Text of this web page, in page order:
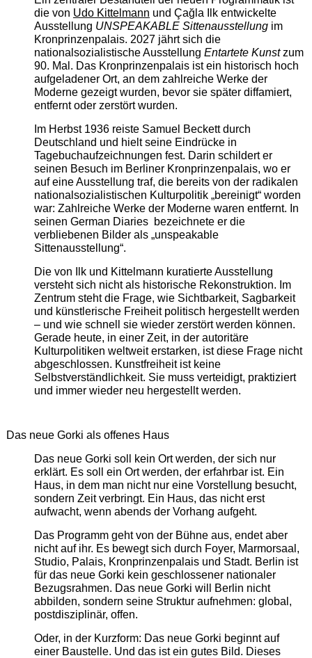
die von Udo Kittelmann und Çağla Ilk entwickelte
Ausstellung UNSPEAKABLE Sittenausstellungim
Kronprinzenpalais. 2027 jährt sich die
nationalsozialistische Ausstellung Entartete Kunstzum
90. Mal. Das Kronprinzenpalais ist ein historisch hoch
aufgeladener Ort, an dem zahlreiche Werke der
Moderne gezeigt wurden, bevor sie später diffamiert,
entfernt oder zerstört wurden.
Im Herbst 1936 reiste Samuel Beckett durch
Deutschland und hielt seine Eindrücke in
Tagebuchaufzeichnungen fest. Darin schildert er
seinen Besuch im Berliner Kronprinzenpalais, wo er
auf eine Ausstellung traf, die bereits von der radikalen
nationalsozialistischen Kulturpolitik „bereinigt“ worden
war: Zahlreiche Werke der Moderne waren entfernt. In
seinen German Diaries bezeichnete er die
verbliebenen Bilder als „unspeakable
Sittenausstellung“.
Die von Ilk und Kittelmann kuratierte Ausstellung
versteht sich nicht als historische Rekonstruktion. Im
Zentrum steht die Frage, wie Sichtbarkeit, Sagbarkeit
und künstlerische Freiheit politisch hergestellt werden
– und wie schnell sie wieder zerstört werden können.
Gerade heute, in einer Zeit, in der autoritäre
Kulturpolitiken weltweit erstarken, ist diese Frage nicht
abgeschlossen. Kunstfreiheit ist keine
Selbstverständlichkeit. Sie muss verteidigt, praktiziert
und immer wieder neu hergestellt werden.
Das neue Gorki als offenes Haus
Das neue Gorki soll kein Ort werden, der sich nur
erklärt. Es soll ein Ort werden, der erfahrbar ist. Ein
Haus, in dem man nicht nur eine Vorstellung besucht,
sondern Zeit verbringt. Ein Haus, das nicht erst
aufwacht, wenn abends der Vorhang aufgeht.
Das Programm geht von der Bühne aus, endet aber
nicht auf ihr. Es bewegt sich durch Foyer, Marmorsaal,
Studio, Palais, Kronprinzenpalais und Stadt. Berlin ist
für das neue Gorki kein geschlossener nationaler
Bezugsrahmen. Das neue Gorki will Berlin nicht
abbilden, sondern seine Struktur aufnehmen: global,
postdisziplinär, offen.
Oder, in der Kurzform: Das neue Gorki beginnt auf
einer Baustelle. Und das ist ein gutes Bild. Dieses